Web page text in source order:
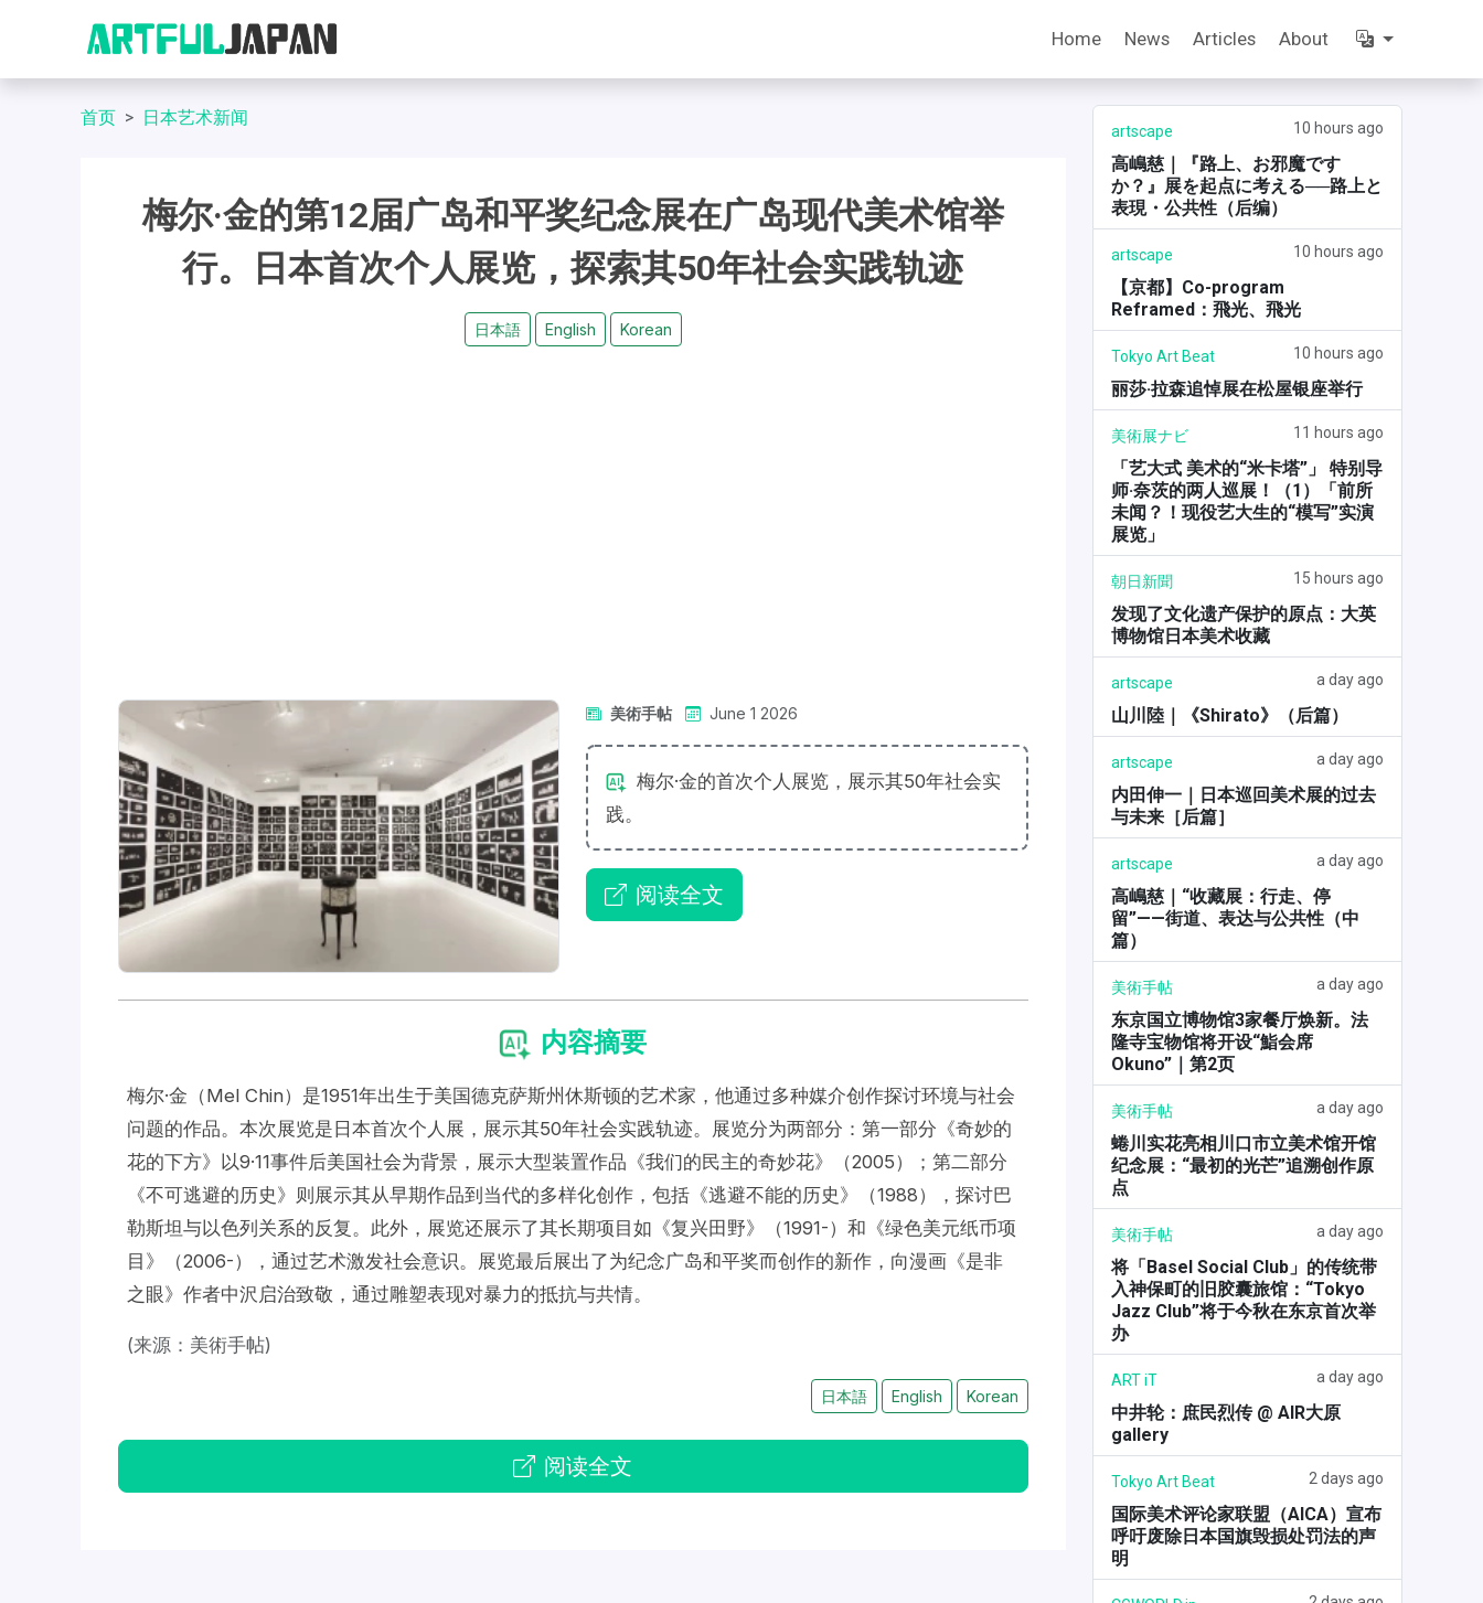
Home News Articles About
首页 日本艺术新闻
梅尔·金的第12届广岛和平奖纪念展在广岛现代美术馆举
行。日本首次个人展览，探索其50年社会实践轨迹
日本語 English Korean
美術手帖 June 1 2026
梅尔·金的首次个人展览，展示其50年社会实
践。
阅读全文
内容摘要
梅尔·金（Mel Chin）是1951年出生于美国德克萨斯州休斯顿的艺术家，他通过多种媒介创作探讨环境与社会
问题的作品。本次展览是日本首次个人展，展示其50年社会实践轨迹。展览分为两部分：第一部分《奇妙的
花的下方》以9·11事件后美国社会为背景，展示大型装置作品《我们的民主的奇妙花》（2005）；第二部分
《不可逃避的历史》则展示其从早期作品到当代的多样化创作，包括《逃避不能的历史》（1988），探讨巴
勒斯坦与以色列关系的反复。此外，展览还展示了其长期项目如《复兴田野》（1991-）和《绿色美元纸币项
目》（2006-），通过艺术激发社会意识。展览最后展出了为纪念广岛和平奖而创作的新作，向漫画《是非
之眼》作者中沢启治致敬，通过雕塑表现对暴力的抵抗与共情。
(来源：美術手帖)
日本語 English Korean
阅读全文
artscape 10 hours ago
高嶋慈｜『路上、お邪魔です
か？』展を起点に考える──路上と
表現・公共性（后编）
artscape 10 hours ago
【京都】Co-program
Reframed：飛光、飛光
Tokyo Art Beat 10 hours ago
丽莎·拉森追悼展在松屋银座举行
美術展ナビ 11 hours ago
「艺大式 美术的“米卡塔”」 特别导
师·奈茨的两人巡展！（1）「前所
未闻？！现役艺大生的“模写”实演
展览」
朝日新聞 15 hours ago
发现了文化遗产保护的原点：大英
博物馆日本美术收藏
artscape a day ago
山川陸｜《Shirato》（后篇）
artscape a day ago
内田伸一｜日本巡回美术展的过去
与未来［后篇］
artscape a day ago
高嶋慈｜“收藏展：行走、停
留”——街道、表达与公共性（中
篇）
美術手帖 a day ago
东京国立博物馆3家餐厅焕新。法
隆寺宝物馆将开设“鮨会席
Okuno”｜第2页
美術手帖 a day ago
蜷川实花亮相川口市立美术馆开馆
纪念展：“最初的光芒”追溯创作原
点
美術手帖 a day ago
将「Basel Social Club」的传统带
入神保町的旧胶囊旅馆：“Tokyo
Jazz Club”将于今秋在东京首次举
办
ART iT a day ago
中井轮：庶民烈传 @ AIR大原
gallery
Tokyo Art Beat 2 days ago
国际美术评论家联盟（AICA）宣布
呼吁废除日本国旗毁损处罚法的声
明